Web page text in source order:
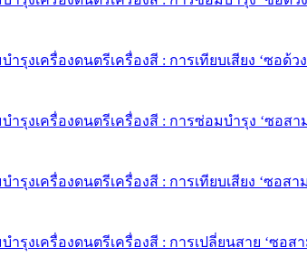
ำรุงเครื่องดนตรีเครื่องสี : การเทียบเสียง ‘ซอด้ว
ำรุงเครื่องดนตรีเครื่องสี : การซ่อมบำรุง ‘ซอสา
ำรุงเครื่องดนตรีเครื่องสี : การเทียบเสียง ‘ซอสา
ำรุงเครื่องดนตรีเครื่องสี : การเปลี่ยนสาย ‘ซอสา